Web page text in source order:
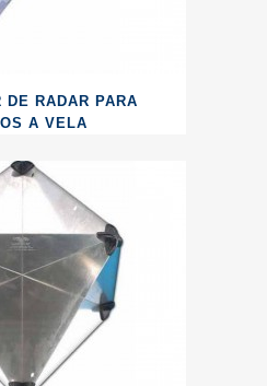
DE RADAR PARA
A VELA